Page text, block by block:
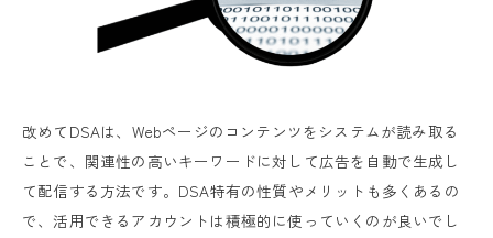
改めてDSAは、Webページのコンテンツをシステムが読み取る
ことで、関連性の高いキーワードに対して広告を自動で生成し
て配信する方法です。DSA特有の性質やメリットも多くあるの
で、活用できるアカウントは積極的に使っていくのが良いでし